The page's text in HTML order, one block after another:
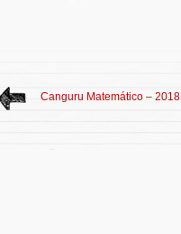
Canguru Matemático – 2018